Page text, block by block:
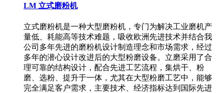
LM 立式磨粉机
立式磨粉机是一种大型磨粉机，专门为解决工业磨机产
量低、耗能高等技术难题，吸收欧洲先进技术并结合我
公司多年先进的磨粉机设计制造理念和市场需求，经过
多年的潜心设计改进后的大型粉磨设备。立磨采用了合
理可靠的结构设计，配合先进工艺流程，集烘干、粉
磨、选粉、提升于一体，尤其在大型粉磨工艺中，能够
完全满足客户需求，主要技术、经济指标达到国际先进